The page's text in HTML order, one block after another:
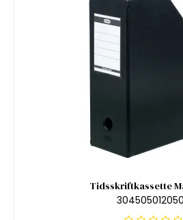
Tidsskriftkassette